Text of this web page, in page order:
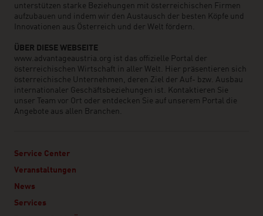
unterstützen starke Beziehungen mit österreichischen Firmen
aufzubauen und indem wir den Austausch der besten Köpfe und
Innovationen aus Österreich und der Welt fördern.
ÜBER DIESE WEBSEITE
www.advantageaustria.org ist das offizielle Portal der
österreichischen Wirtschaft in aller Welt. Hier präsentieren sich
österreichische Unternehmen, deren Ziel der Auf- bzw. Ausbau
internationaler Geschäftsbeziehungen ist. Kontaktieren Sie
unser Team vor Ort oder entdecken Sie auf unserem Portal die
Angebote aus allen Branchen.
Service Center
Veranstaltungen
News
Services